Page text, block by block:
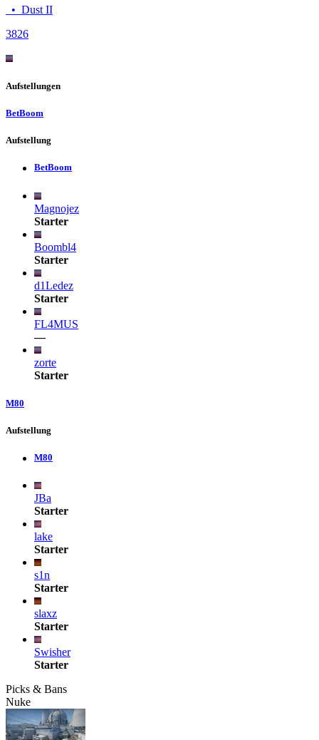
• Dust II
3826
Aufstellungen
BetBoom
Aufstellung
BetBoom
Magnojez
Starter
Boombl4
Starter
d1Ledez
Starter
FL4MUS
—
zorte
Starter
M80
Aufstellung
M80
JBa
Starter
lake
Starter
s1n
Starter
slaxz
Starter
Swisher
Starter
Picks & Bans
Nuke